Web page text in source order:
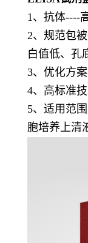
1、抗体----
2、规范包
白值低、孔
3、优化方
4、高标准
5、适用范
胞培养上清